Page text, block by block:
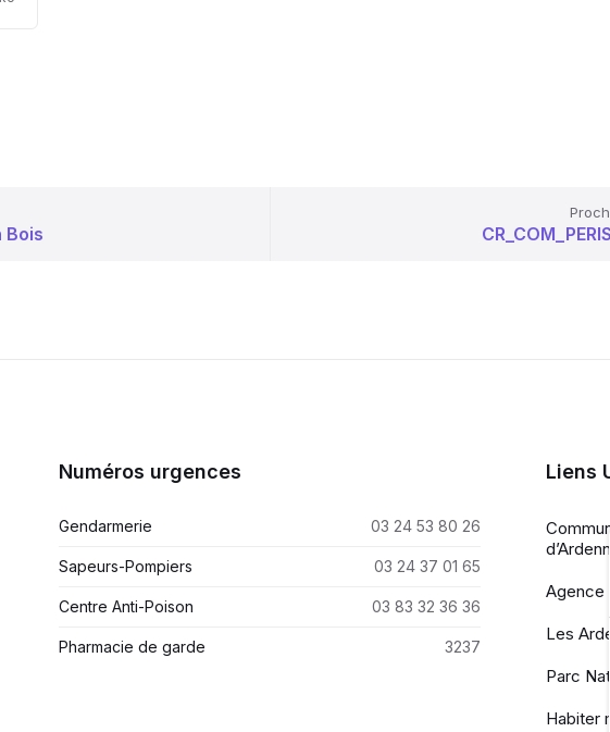
Bois
Numéros urgences
Gendarmerie 03 24 53 80 26
Sapeurs-Pompiers 03 24 37 01 65
Centre Anti-Poison 03 83 32 36 36
Pharmacie de garde 3237
Liens
d’Ardenne
Agence
Les
Parc
Habiter